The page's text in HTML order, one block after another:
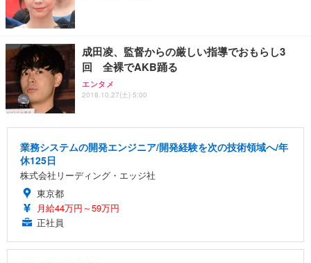
成田凌、監督からの厳しい指導でおもらし3
回 全裸でAKB踊る
エンタメ
2018.10.27(土) 5:00
業務システムの開発エンジニア/開発経験を次の技術領域へ/年
休125日
株式会社リーディング・エッジ社
東京都
月給44万円～59万円
正社員